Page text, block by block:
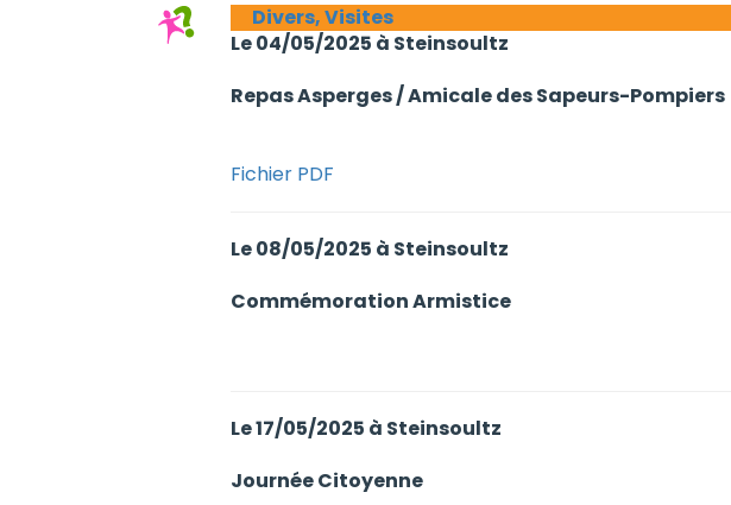
Divers, Visites
Le 04/05/2025 à Steinsoultz
Repas Asperges / Amicale des Sapeurs-Pompiers
Fichier PDF
Le 08/05/2025 à Steinsoultz
Commémoration Armistice
Le 17/05/2025 à Steinsoultz
Journée Citoyenne